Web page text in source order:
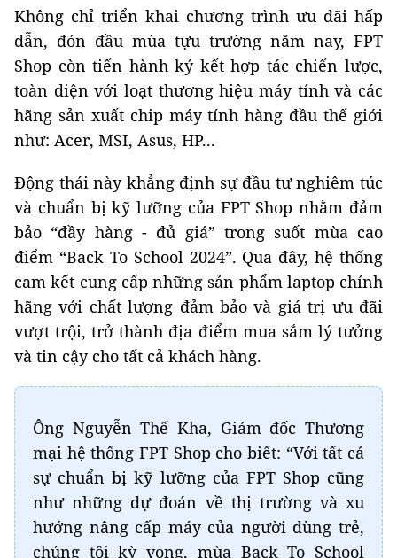
Không chỉ triển khai chương trình ưu đãi hấp
dẫn, đón đầu mùa tựu trường năm nay, FPT
Shop còn tiến hành ký kết hợp tác chiến lược,
toàn diện với loạt thương hiệu máy tính và các
hãng sản xuất chip máy tính hàng đầu thế giới
như: Acer, MSI, Asus, HP...
Động thái này khẳng định sự đầu tư nghiêm túc
và chuẩn bị kỹ lưỡng của FPT Shop nhằm đảm
bảo “đầy hàng - đủ giá” trong suốt mùa cao
điểm “Back To School 2024”. Qua đây, hệ thống
cam kết cung cấp những sản phẩm laptop chính
hãng với chất lượng đảm bảo và giá trị ưu đãi
vượt trội, trở thành địa điểm mua sắm lý tưởng
và tin cậy cho tất cả khách hàng.
Ông Nguyễn Thế Kha, Giám đốc Thương
mại hệ thống FPT Shop cho biết: “Với tất cả
sự chuẩn bị kỹ lưỡng của FPT Shop cũng
như những dự đoán về thị trường và xu
hướng nâng cấp máy của người dùng trẻ,
chúng tôi kỳ vọng, mùa Back To School